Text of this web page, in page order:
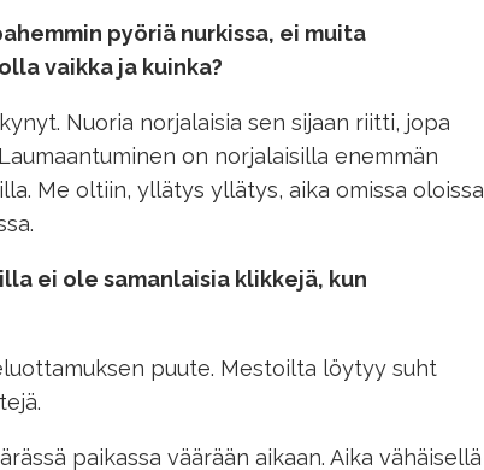
pyöriä nurkissa, ei muita
vaikka ja kuinka?
Nuoria norjalaisia sen sijaan riitti, jopa
on norjalaisilla enemmän
Me oltiin, yllätys yllätys, aika omissa oloissa
ei ole samanlaisia klikkejä, kun
puute. Mestoilta löytyy suht
paikassa väärään aikaan. Aika vähäisellä